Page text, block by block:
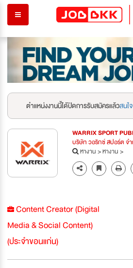
ตำแหน่งงานนี้ได้ปิดการรับสมัครแล้วสนใ
WARRIX SPORT
บริษัท วอริกซ์ สปอร์ต จ
หางาน>หางาน>
Content Creator (Digital
Media & Social Content)
(ประจำขอนแก่น)